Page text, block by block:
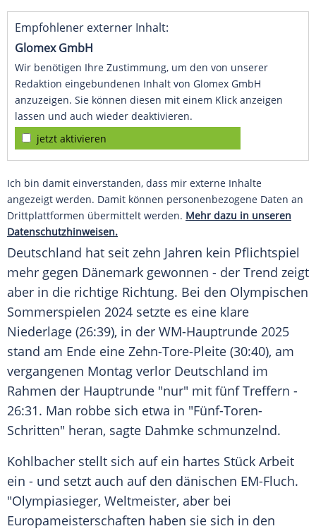
Empfohlener externer Inhalt:
Glomex GmbH
Wir benötigen Ihre Zustimmung, um den von unserer
Redaktion eingebundenen Inhalt von Glomex GmbH
anzuzeigen. Sie können diesen mit einem Klick anzeigen
lassen und auch wieder deaktivieren.
jetzt aktivieren
Ich bin damit einverstanden, dass mir externe Inhalte
angezeigt werden. Damit können personenbezogene Daten an
Drittplattformen übermittelt werden. Mehr dazu in unseren
Datenschutzhinweisen.
Deutschland hat seit zehn Jahren kein Pflichtspiel
mehr gegen Dänemark gewonnen - der Trend zeigt
aber in die richtige Richtung. Bei den Olympischen
Sommerspielen 2024 setzte es eine klare
Niederlage (26:39), in der WM-Hauptrunde 2025
stand am Ende eine Zehn-Tore-Pleite (30:40), am
vergangenen Montag verlor Deutschland im
Rahmen der Hauptrunde "nur" mit fünf Treffern -
26:31. Man robbe sich etwa in "Fünf-Toren-
Schritten" heran, sagte Dahmke schmunzelnd.
Kohlbacher stellt sich auf ein hartes Stück Arbeit
ein - und setzt auch auf den dänischen EM-Fluch.
"Olympiasieger, Weltmeister, aber bei
Europameisterschaften haben sie sich in den